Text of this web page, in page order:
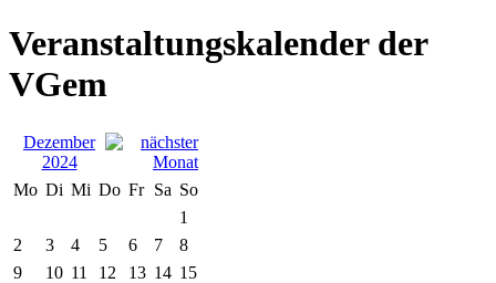
Veranstaltungskalender der
VGem
Dezember
2024
Mo Di Mi Do Fr Sa So
1
2
3 4 5 6 7
8
9
10 11 12 13 14 15